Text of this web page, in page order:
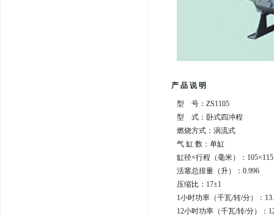
产 品 说 明
型 号：ZS1105
型 式：卧式四冲程
燃烧方式：涡流式
气 缸 数：单缸
缸径×行程（毫米）：105×115
活塞总排量（升）：0.996
压缩比：17±1
1小时功率（千瓦/转/分）：
12小时功率（千瓦/转/分）：